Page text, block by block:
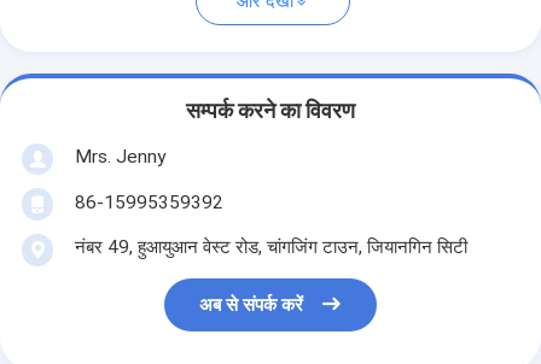
सम्पर्क करने का विवरण
Mrs. Jenny
86-15995359392
नंबर 49, हुआयुआन वेस्ट रोड, चांगजिंग टाउन, जियानगिन सिटी
अब से संपर्क करें